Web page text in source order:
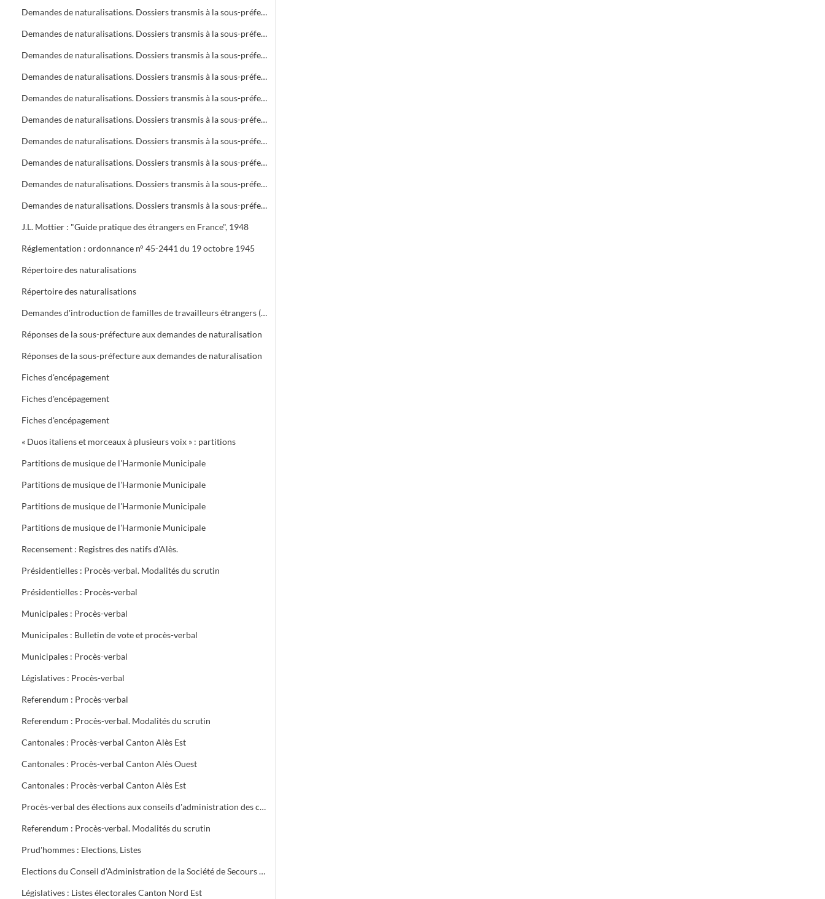
Demandes de naturalisations. Dossiers transmis à la sous-préfecture
Demandes de naturalisations. Dossiers transmis à la sous-préfecture
Demandes de naturalisations. Dossiers transmis à la sous-préfecture
Demandes de naturalisations. Dossiers transmis à la sous-préfecture
Demandes de naturalisations. Dossiers transmis à la sous-préfecture
Demandes de naturalisations. Dossiers transmis à la sous-préfecture
Demandes de naturalisations. Dossiers transmis à la sous-préfecture
Demandes de naturalisations. Dossiers transmis à la sous-préfecture
Demandes de naturalisations. Dossiers transmis à la sous-préfecture
Demandes de naturalisations. Dossiers transmis à la sous-préfecture
J.L. Mottier : "Guide pratique des étrangers en France", 1948
Réglementation : ordonnance n° 45-2441 du 19 octobre 1945
Répertoire des naturalisations
Répertoire des naturalisations
Demandes d'introduction de familles de travailleurs étrangers (regroupement familial). Eléments d'enquête et réglementations
Réponses de la sous-préfecture aux demandes de naturalisation
Réponses de la sous-préfecture aux demandes de naturalisation
Fiches d'encépagement
Fiches d'encépagement
Fiches d'encépagement
« Duos italiens et morceaux à plusieurs voix » : partitions
Partitions de musique de l'Harmonie Municipale
Partitions de musique de l'Harmonie Municipale
Partitions de musique de l'Harmonie Municipale
Partitions de musique de l'Harmonie Municipale
Recensement : Registres des natifs d'Alès.
Présidentielles : Procès-verbal. Modalités du scrutin
Présidentielles : Procès-verbal
Municipales : Procès-verbal
Municipales : Bulletin de vote et procès-verbal
Municipales : Procès-verbal
Législatives : Procès-verbal
Referendum : Procès-verbal
Referendum : Procès-verbal. Modalités du scrutin
Cantonales : Procès-verbal Canton Alès Est
Cantonales : Procès-verbal Canton Alès Ouest
Cantonales : Procès-verbal Canton Alès Est
Procès-verbal des élections aux conseils d'administration des caisses de Sécurité Sociale et d'Allocations familiales
Referendum : Procès-verbal. Modalités du scrutin
Prud'hommes : Elections, Listes
Elections du Conseil d'Administration de la Société de Secours Minière du groupe sud des Houillères du Bassin des Cévennes (H.B.C.)
Législatives : Listes électorales Canton Nord Est